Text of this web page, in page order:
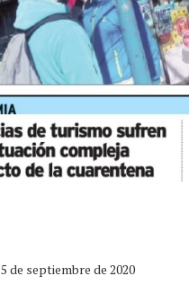
5 de septiembre de 2020